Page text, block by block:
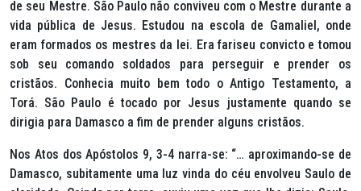
de seu Mestre. São Paulo não conviveu com o Mestre durante a
vida pública de Jesus. Estudou na escola de Gamaliel, onde
eram formados os mestres da lei. Era fariseu convicto e tomou
sob seu comando soldados para perseguir e prender os
cristãos. Conhecia muito bem todo o Antigo Testamento, a
Torá. São Paulo é tocado por Jesus justamente quando se
dirigia para Damasco a fim de prender alguns cristãos.
Nos Atos dos Apóstolos 9, 3-4 narra-se: “… aproximando-se de
Damasco, subitamente uma luz vinda do céu envolveu Saulo de